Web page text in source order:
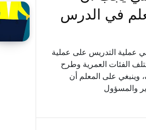
في الدرس
عملية التدريس على عملية
الفئات العمرية وطرح
وينبغي على المعلم أن
والمسؤول